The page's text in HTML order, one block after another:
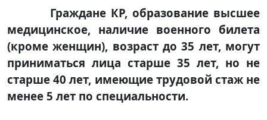
Граждане КР, образование высшее
медицинское, наличие военного билета
(кроме женщин), возраст до 35 лет, могут
приниматься лица старше 35 лет, но не
старше 40 лет, имеющие трудовой стаж не
менее 5 лет по специальности.